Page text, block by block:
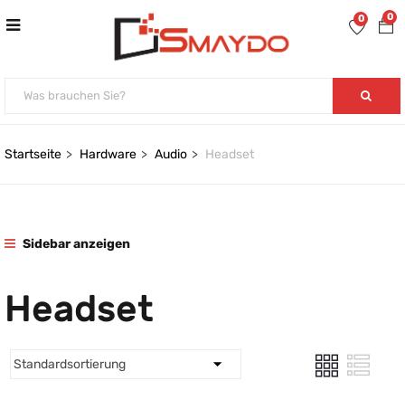
0
0
Startseite Hardware Audio Headset
Sidebar anzeigen
Headset